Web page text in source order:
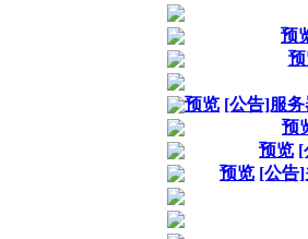
预
预览 [公告]服务
预
预览 [
预览 [公告]